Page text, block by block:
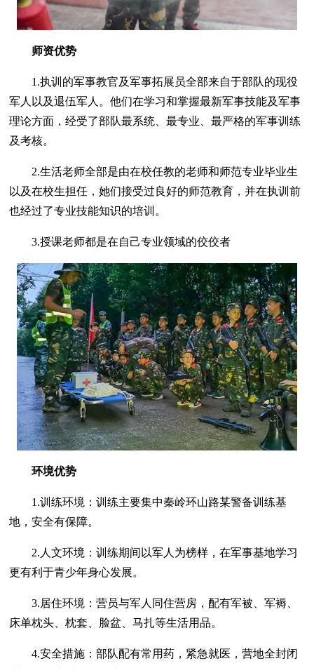
师资优势
1.执训的军事教官及军事拓展员全部来自于部队的现役
军人以及退伍军人。他们在学习和掌握最新军事技能及军事
理论方面，经受了部队最系统、最专业、最严格的军事训练
及考核。
2.生活老师全部是由在校任教的老师和师范专业毕业生
以及在校生担任，她们接受过良好的师范教育，并在执训前
也经过了专业技能知识的培训。
3.授课老师都是在自己专业领域的佼佼者
环境优势
1.训练环境：训练主要集中秦岭环山路某警备训练基
地，安全有保障。
2.人文环境：训练期间以军人为榜样，在军事基地学习
更有利于青少年身心发展。
3.居住环境：营员与军人同住营房，配有军被、军褥、
床单枕头、枕套、脸盆、马扎等生活用品。
4.安全措施：部队配有常用药，紧急就医，营地全封闭